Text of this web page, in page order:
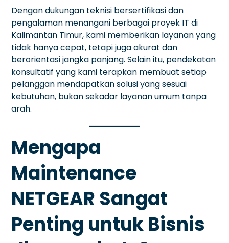
Dengan dukungan teknisi bersertifikasi dan
pengalaman menangani berbagai proyek IT di
Kalimantan Timur, kami memberikan layanan yang
tidak hanya cepat, tetapi juga akurat dan
berorientasi jangka panjang. Selain itu, pendekatan
konsultatif yang kami terapkan membuat setiap
pelanggan mendapatkan solusi yang sesuai
kebutuhan, bukan sekadar layanan umum tanpa
arah.
Mengapa
Maintenance
NETGEAR Sangat
Penting untuk Bisnis